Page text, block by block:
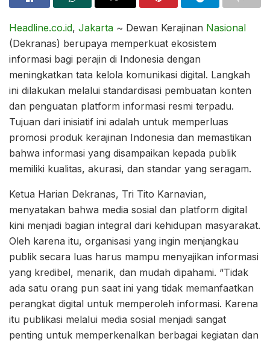
Headline.co.id, Jakarta ~ Dewan Kerajinan Nasional
(Dekranas) berupaya memperkuat ekosistem
informasi bagi perajin di Indonesia dengan
meningkatkan tata kelola komunikasi digital. Langkah
ini dilakukan melalui standardisasi pembuatan konten
dan penguatan platform informasi resmi terpadu.
Tujuan dari inisiatif ini adalah untuk memperluas
promosi produk kerajinan Indonesia dan memastikan
bahwa informasi yang disampaikan kepada publik
memiliki kualitas, akurasi, dan standar yang seragam.
Ketua Harian Dekranas, Tri Tito Karnavian,
menyatakan bahwa media sosial dan platform digital
kini menjadi bagian integral dari kehidupan masyarakat.
Oleh karena itu, organisasi yang ingin menjangkau
publik secara luas harus mampu menyajikan informasi
yang kredibel, menarik, dan mudah dipahami. “Tidak
ada satu orang pun saat ini yang tidak memanfaatkan
perangkat digital untuk memperoleh informasi. Karena
itu publikasi melalui media sosial menjadi sangat
penting untuk memperkenalkan berbagai kegiatan dan